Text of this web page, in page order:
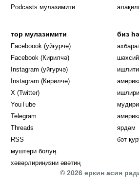
Podcasts мулазимити
тор мулазимити
Faceboook (уйғурчә) Opens in new window
Facebook (Кирилчә) Opens in new window
Instagram (уйғурчә) Opens in new window
Instagram (Кирилчә) Opens in new window
X (Twitter)
YouTube
Telegram
Threads
RSS
муштәри болуң
хәвәрлириңизни әвәтиң
биз
ярдәм
бәт
© 2026 әркин асия